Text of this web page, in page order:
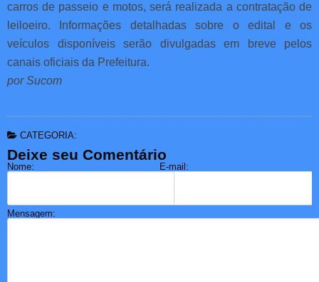
carros de passeio e motos, será realizada a contratação de
leiloeiro. Informações detalhadas sobre o edital e os
veículos disponíveis serão divulgadas em breve pelos
canais oficiais da Prefeitura.
por Sucom
CATEGORIA:
Deixe seu Comentário
Nome: E-mail:
Mensagem: